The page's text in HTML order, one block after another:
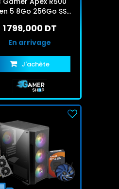
5 8Go 256Go SSD
1 799,000 DT
En arrivage
J'achète